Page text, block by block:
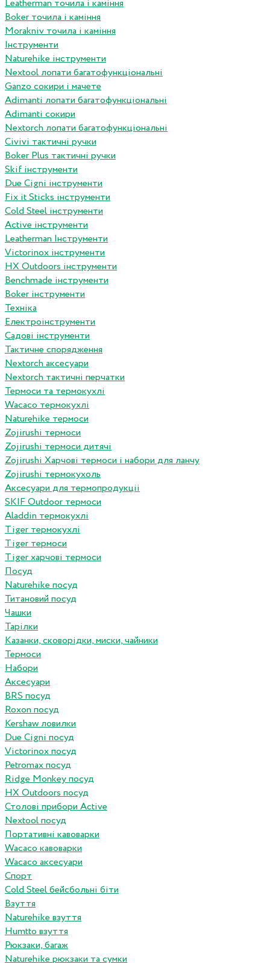
Leatherman точила і каміння
Boker точила і каміння
Morakniv точила і каміння
Інструменти
Naturehike інструменти
Nextool лопати багатофункціональні
Ganzo сокири і мачете
Adimanti лопати багатофункціональні
Adimanti сокири
Nextorch лопати багатофункціональні
Сivivi тактичні ручки
Boker Plus тактичні ручки
Skif інструменти
Due Cigni інструменти
Fix it Sticks інструменти
Сold Steel інструменти
Active інструменти
Leatherman Інструменти
Victorinox інструменти
HX Outdoors інструменти
Benchmade інструменти
Boker інструменти
Техніка
Електроінструменти
Садові інструменти
Тактичне спорядження
Nextorch аксесуари
Nextorch тактичні перчатки
Термоси та термокухлі
Wacaco термокухлі
Naturehike термоси
Zojirushi термоси
Zojirushi термоси дитячі
Zojirushi Харчові термоси і набори для ланчу
Zojirushi термокухоль
Аксесуари для термопродукціі
SKIF Outdoor термоси
Aladdin термокухлі
Tiger термокухлі
Tiger термоси
Tiger харчові термоси
Посуд
Naturehike посуд
Титановий посуд
Чашки
Тарілки
Казанки, сковорідки, миски, чайники
Термоси
Набори
Аксесуари
BRS посуд
Roxon посуд
Kershaw ловилки
Due Cigni посуд
Victorinox посуд
Petromax посуд
Ridge Monkey посуд
HX Outdoors посуд
Столові прибори Active
Nextool посуд
Портативні кавоварки
Wacaco кавоварки
Wacaco аксесуари
Спорт
Cold Steel бейсбольні біти
Взуття
Naturehike взуття
Humtto взуття
Рюкзаки, багаж
Naturehike рюкзаки та сумки